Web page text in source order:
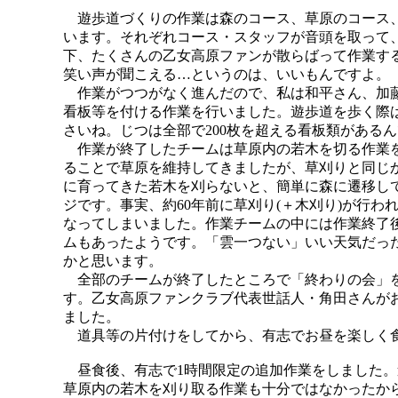
遊歩道づくりの作業は森のコース、草原のコース
います。それぞれコース・スタッフが音頭を取っ
下、たくさんの乙女高原ファンが散らばって作業
笑い声が聞こえる…というのは、いいもんですよ。
作業がつつがなく進んだので、私は和平さん、加
看板等を付ける作業を行いました。遊歩道を歩く
さいね。じつは全部で200枚を超える看板類がある
作業が終了したチームは草原内の若木を切る作業
ることで草原を維持してきましたが、草刈りと同
に育ってきた若木を刈らないと、簡単に森に遷移
ジです。事実、約60年前に草刈り(＋木刈り)が行わ
なってしまいました。作業チームの中には作業終
ムもあったようです。「雲一つない」いい天気だ
かと思います。
全部のチームが終了したところで「終わりの会」
す。乙女高原ファンクラブ代表世話人・角田さん
ました。
道具等の片付けをしてから、有志でお昼を楽しく
昼食後、有志で1時間限定の追加作業をしました
草原内の若木を刈り取る作業も十分ではなかった